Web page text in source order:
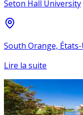
Seton Hall University
South Orange,
Lire la suite